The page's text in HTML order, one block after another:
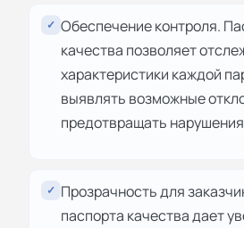
✓ Обеспечение контроля.
качества позволяет
характеристики каждой
выявлять возможные
предотвращать
✓ Прозрачность для
паспорта качества дает